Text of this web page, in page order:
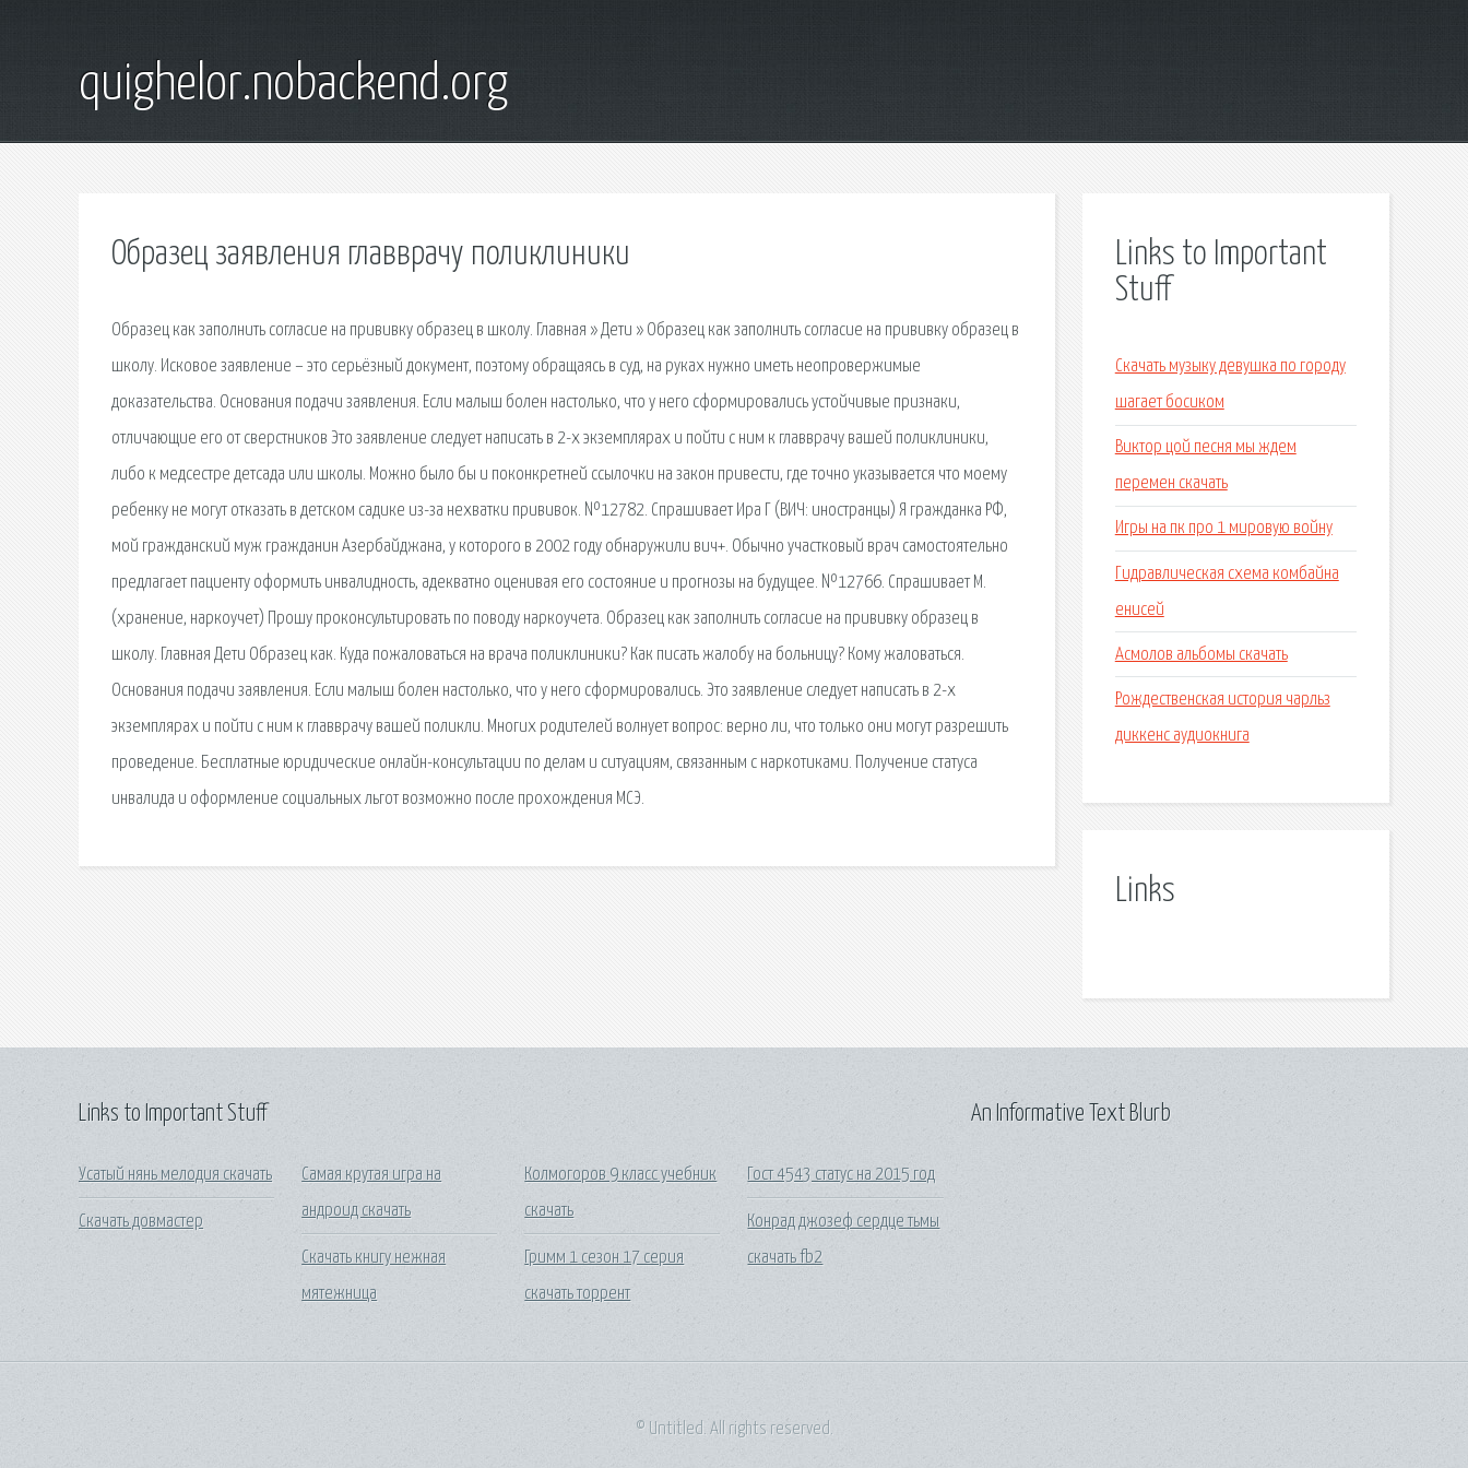
quighelor.nobackend.org
Образец заявления главврачу поликлиники
Образец как заполнить согласие на прививку образец в школу. Главная » Дети » Образец как заполнить согласие на прививку образец в
школу. Исковое заявление – это серьёзный документ, поэтому обращаясь в суд, на руках нужно иметь неопровержимые
доказательства. Основания подачи заявления. Если малыш болен настолько, что у него сформировались устойчивые признаки,
отличающие его от сверстников Это заявление следует написать в 2-х экземплярах и пойти с ним к главврачу вашей поликли­ники,
либо к медсестре детсада или школы. Можно было бы и поконкретней ссылочки на закон привести, где точно указывается что моему
ребенку не могут отказать в детском садике из-за нехватки прививок. №12782. Спрашивает Ира Г (ВИЧ: иностранцы) Я гражданка РФ,
мой гражданский муж гражданин Азербайджана, у которого в 2002 году обнаружили вич+. Обычно участковый врач самостоятельно
предлагает пациенту оформить инвалидность, адекватно оценивая его состояние и прогнозы на будущее. №12766. Спрашивает М.
(хранение, наркоучет) Прошу проконсультировать по поводу наркоучета. Образец как заполнить согласие на прививку образец в
школу. Главная Дети Образец как. Куда пожаловаться на врача поликлиники? Как писать жалобу на больницу? Кому жаловаться.
Основания подачи заявления. Если малыш болен настолько, что у него сформировались. Это заявление следует написать в 2-х
экземплярах и пойти с ним к главврачу вашей поликли. Многих родителей волнует вопрос: верно ли, что только они могут разрешить
проведение. Бесплатные юридические онлайн-консультации по делам и ситуациям, связанным с наркотиками. Получение статуса
инвалида и оформление социальных льгот возможно после прохождения МСЭ.
Links to Important
Stuff
Скачать музыку девушка по городу
шагает босиком
Виктор цой песня мы ждем
перемен скачать
Игры на пк про 1 мировую войну
Гидравлическая схема комбайна
енисей
Асмолов альбомы скачать
Рождественская история чарльз
диккенс аудиокнига
Links
Links to Important Stuff
Усатый нянь мелодия скачать
Скачать довмастер
Самая крутая игра на
андроид скачать
Скачать книгу нежная
мятежница
Колмогоров 9 класс учебник
скачать
Гримм 1 сезон 17 серия
скачать торрент
Гост 4543 статус на 2015 год
Конрад джозеф сердце тьмы
скачать fb2
An Informative Text Blurb
© Untitled. All rights reserved.